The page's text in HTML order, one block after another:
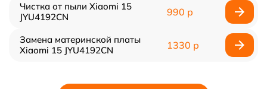
Чистка от пыли Xiaomi 15
JYU4192CN
990 р
Замена материнской платы
Xiaomi 15 JYU4192CN
1330 р